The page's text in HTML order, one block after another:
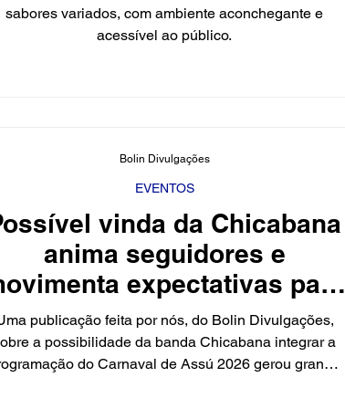
sabores variados, com ambiente aconchegante e
acessível ao público.
vinda da Chicabana
anima seguidores e
expectativas para
o Carnaval de Assú 2026
publicação feita por nós, do Bolin Divulgações,
a possibilidade da banda Chicabana integrar a
do Carnaval de Assú 2026 gerou grande
EVENTOS
Bolin Divulgações